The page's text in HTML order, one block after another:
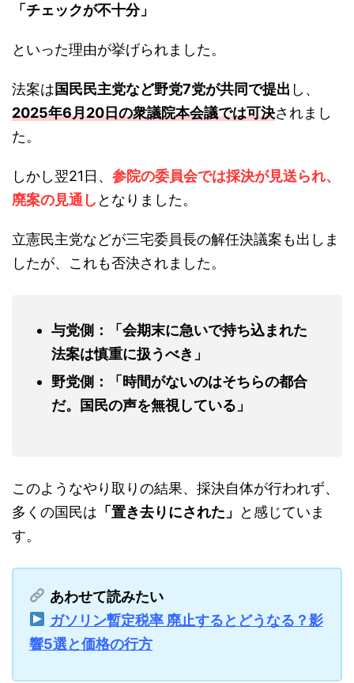
「チェックが不十分」
といった理由が挙げられました。
法案は国民民主党など野党7党が共同で提出 し、
2025年6月20日の衆議院本会議では可決されまし
た。
しかし翌21日、 参院の委員会では採決が見送られ、
廃案の見通し となりました。
立憲民主党などが三宅委員長の解任決議案も出しま
したが、これも否決されました。
与党側：「会期末に急いで持ち込まれた
法案は慎重に扱うべき」
野党側：「時間がないのはそちらの都合
だ。国民の声を無視している」
このようなやり取りの結果、採決自体が行われず、
多くの国民は 「置き去りにされた」
と感じていま
す。
あわせて読みたい
ガソリン暫定税率 廃止するとどうなる？影
響5選と価格の行方